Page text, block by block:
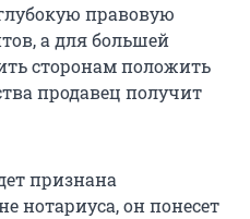
правовую
а для большей
сторонам положить
продавец получит
признана
нотариуса, он понесет